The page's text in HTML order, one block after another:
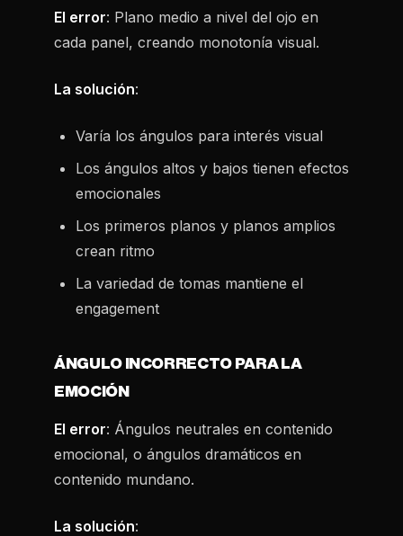
El error: Plano medio a nivel del ojo en
cada panel, creando monotonía visual.
La solución:
Varía los ángulos para interés visual
Los ángulos altos y bajos tienen efectos
emocionales
Los primeros planos y planos amplios
crean ritmo
La variedad de tomas mantiene el
engagement
ÁNGULO INCORRECTO PARA LA
EMOCIÓN
El error: Ángulos neutrales en contenido
emocional, o ángulos dramáticos en
contenido mundano.
La solución: